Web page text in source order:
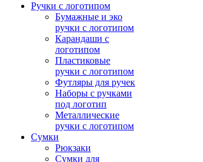
Ручки с логотипом
Бумажные и эко
ручки с логотипом
Карандаши с
логотипом
Пластиковые
ручки с логотипом
Футляры для ручек
Наборы с ручками
под логотип
Металлические
ручки с логотипом
Сумки
Рюкзаки
Сумки для